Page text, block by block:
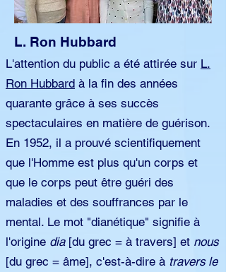
L. Ron Hubbard
L'attention du public a été attirée sur L.
Ron Hubbard à la fin des années
quarante grâce à ses succès
spectaculaires en matière de guérison.
En 1952, il a prouvé scientifiquement
que l'Homme est plus qu'un corps et
que le corps peut être guéri des
maladies et des souffrances par le
mental. Le mot "dianétique" signifie à
l'origine dia[du grec = à travers] et nous
[du grec = âme], c'est-à-dire à travers le